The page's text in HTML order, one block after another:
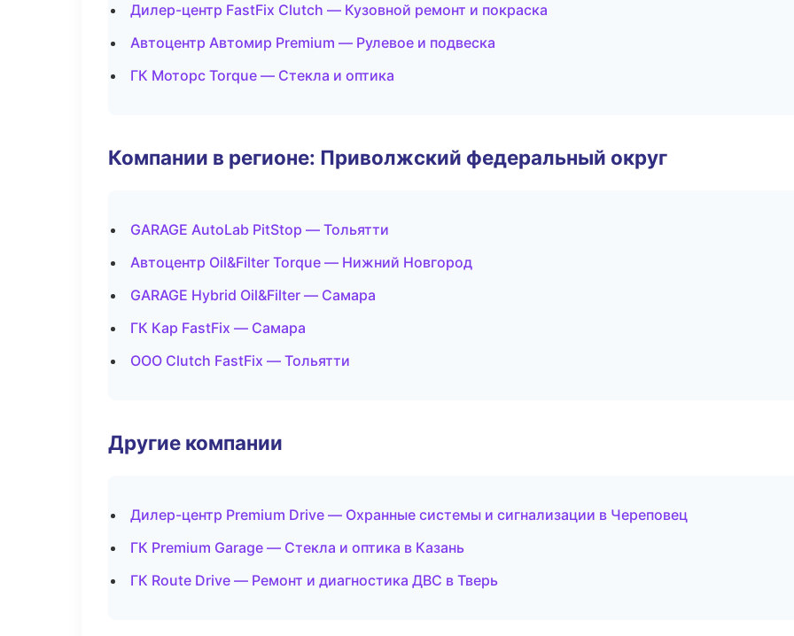
Дилер-центр FastFix Clutch — Кузовной ремонт и покраска
Автоцентр Автомир Premium — Рулевое и подвеска
ГК Моторс Torque — Стекла и оптика
Компании в регионе: Приволжский федеральный округ
GARAGE AutoLab PitStop — Тольятти
Автоцентр Oil&Filter Torque — Нижний Новгород
GARAGE Hybrid Oil&Filter — Самара
ГК Кар FastFix — Самара
ООО Clutch FastFix — Тольятти
Другие компании
Дилер-центр Premium Drive — Охранные системы и сигнализации в Череповец
ГК Premium Garage — Стекла и оптика в Казань
ГК Route Drive — Ремонт и диагностика ДВС в Тверь